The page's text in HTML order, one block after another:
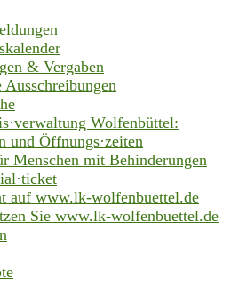
& Vergaben
Wolfenbüttel:
und Öffnungs·zeiten
Menschen mit Behinderungen
auf www.lk-wolfenbuettel.de
Sie www.lk-wolfenbuettel.de